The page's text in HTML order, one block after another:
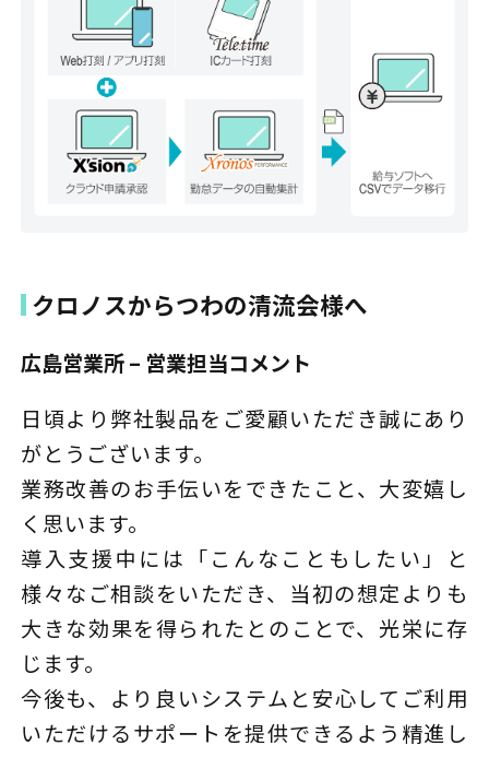
クロノスからつわの清流会様へ
広島営業所 – 営業担当コメント
日頃より弊社製品をご愛顧いただき誠にあり
がとうございます。
業務改善のお手伝いをできたこと、大変嬉し
く思います。
導入支援中には「こんなこともしたい」と
様々なご相談をいただき、当初の想定よりも
大きな効果を得られたとのことで、光栄に存
じます。
今後も、より良いシステムと安心してご利用
いただけるサポートを提供できるよう精進し